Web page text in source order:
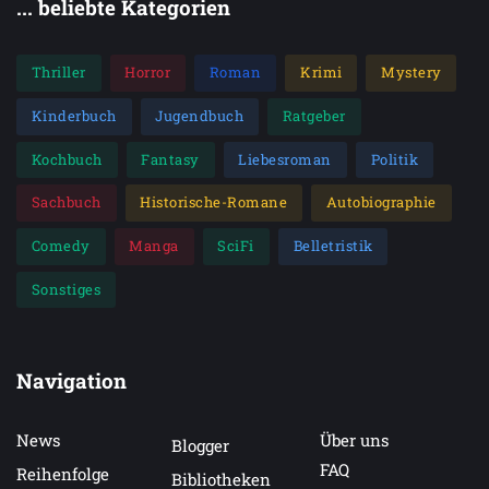
Princess Mysteries
... beliebte Kategorien
Thriller Horror Roman Krimi Mystery
Kinderbuch Jugendbuch Ratgeber
Kochbuch Fantasy Liebesroman Politik
Sachbuch Historische-Romane Autobiographie
Comedy Manga SciFi Belletristik
Sonstiges
Navigation
News
Reihenfolge
Blogger
Bibliotheken
Über uns
FAQ